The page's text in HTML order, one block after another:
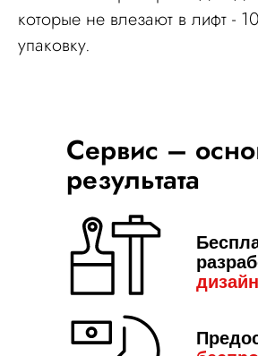
которые не влезают в лифт -
упаковку.
Сервис –
результата